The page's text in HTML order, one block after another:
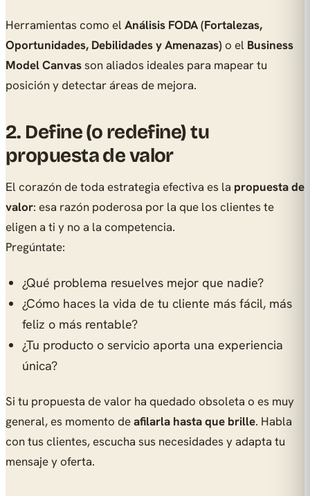
Herramientas como el Análisis FODA (Fortalezas,
Oportunidades, Debilidades y Amenazas) o el Business
Model Canvasson aliados ideales para mapear tu
posición y detectar áreas de mejora.
2. Define (o redefine) tu
propuesta de valor
El corazón de toda estrategia efectiva es la propuesta de
valor: esa razón poderosa por la que los clientes te
eligen a ti y no a la competencia.
Pregúntate:
¿Qué problema resuelves mejor que nadie?
¿Cómo haces la vida de tu cliente más fácil, más
feliz o más rentable?
¿Tu producto o servicio aporta una experiencia
única?
Si tu propuesta de valor ha quedado obsoleta o es muy
general, es momento deafilarla hasta que brille. Habla
con tus clientes, escucha sus necesidades y adapta tu
mensaje y oferta.